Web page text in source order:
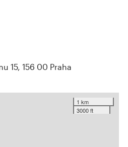
15, 156 00 Praha
1 km
3000 ft